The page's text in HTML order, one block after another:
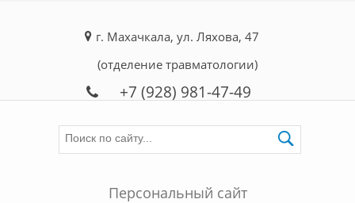
г. Махачкала, ул. Ляхова, 47
(отделение травматологии)
+7 (928) 981-47-49
Персональный сайт